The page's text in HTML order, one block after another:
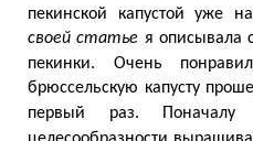
пекинской
капустой уже
своей статье я описывала
пекинки. Очень
брюссельскую капусту
первый
раз. Поначалу